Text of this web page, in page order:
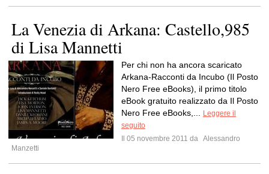
La Venezia di Arkana: Castello,985
di Lisa Mannetti
Per chi non ha ancora scaricato
Arkana-Racconti da Incubo (Il Posto
Nero Free eBooks), il primo titolo
eBook gratuito realizzato da Il Posto
Nero Free eBooks,...
Leggere il
seguito
Il 05 novembre 2011 da Alessandro
Manzetti